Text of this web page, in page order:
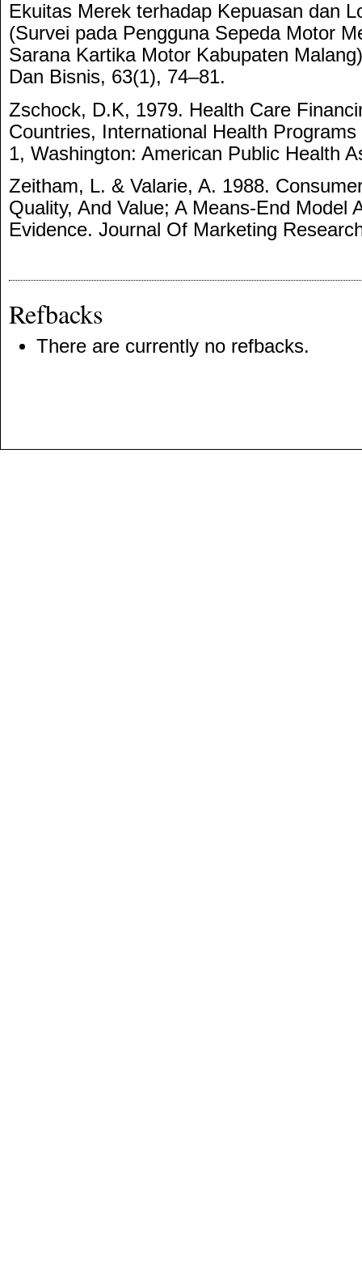
Ekuitas Merek terhadap Kepuasan dan
(Survei pada Pengguna Sepeda Motor
Sarana Kartika Motor Kabupaten
Dan Bisnis, 63(1), 74–81.
Zschock, D.K, 1979. Health Care
Countries, International Health
1, Washington: American Public Health
Zeitham, L. & Valarie, A. 1988.
Quality, And Value; A Means-End Model
Evidence. Journal Of Marketing
Refbacks
There are currently no refbacks.